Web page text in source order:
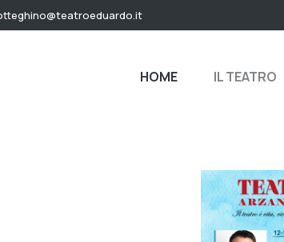
HOME IL TEATRO